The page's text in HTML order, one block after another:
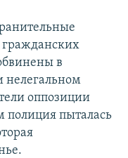
в
нелегальном
оппозиции
полиция пыталась